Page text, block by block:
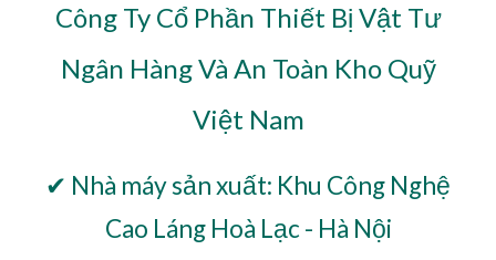
Công Ty Cổ Phần Thiết Bị Vật Tư
Ngân Hàng Và An Toàn Kho Quỹ
Việt Nam
✔ Nhà máy sản xuất: Khu Công Nghệ
Cao Láng Hoà Lạc - Hà Nội